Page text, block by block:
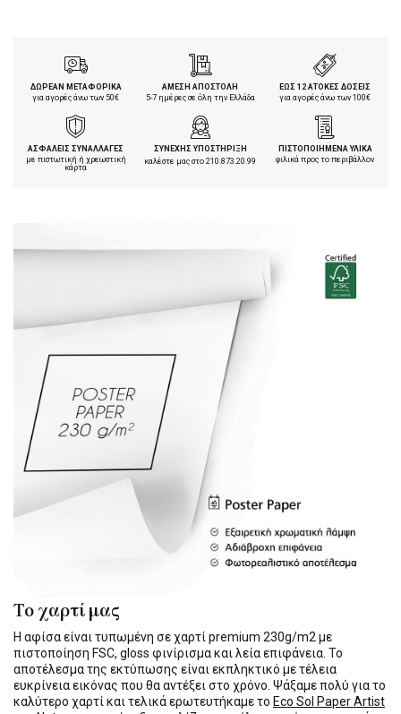
ΔΩΡΕΑΝ ΜΕΤΑΦΟΡΙΚΑ
για αγορές άνω των 50€
ΑΜΕΣΗ ΑΠΟΣΤΟΛΗ
5-7 ημέρες σε όλη την Ελλάδα
ΕΩΣ 12 ΑΤΟΚΕΣ ΔΟΣΕΙΣ
για αγορές άνω των 100€
ΑΣΦΑΛΕΙΣ ΣΥΝΑΛΛΑΓΕΣ
με πιστωτική ή χρεωστική
κάρτα
ΣΥΝΕΧΗΣ ΥΠΟΣΤΗΡΙΞΗ
καλέστε μας στο210.873.20.99
ΠΙΣΤΟΠΟΙΗΜΕΝΑ ΥΛΙΚΑ
φιλικά προς το περιβάλλον
Το χαρτί μας
Η αφίσα είναι τυπωμένη σε χαρτί premium 230g/m2 με
πιστοποίηση FSC, gloss φινίρισμα και λεία επιφάνεια. Το
αποτέλεσμα της εκτύπωσης είναι εκπληκτικό με τέλεια
ευκρίνεια εικόνας που θα αντέξει στο χρόνο. Ψάξαμε πολύ για το
καλύτερο χαρτί και τελικά ερωτευτήκαμε το Eco Sol Paper Artist